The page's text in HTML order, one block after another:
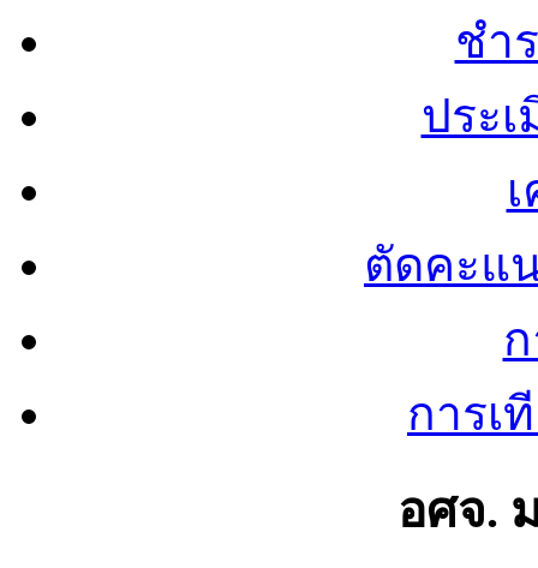
ชำ
ประ
ตัดคะแ
การเ
อศจ.